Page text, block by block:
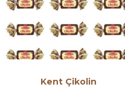
Kent Çikolin